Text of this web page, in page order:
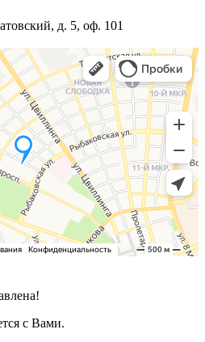
д. 5, оф. 101
с Вами.